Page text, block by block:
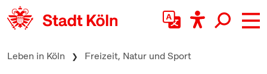
zum Inhalt springen
Leben in Köln Freizeit, Natur und Sport